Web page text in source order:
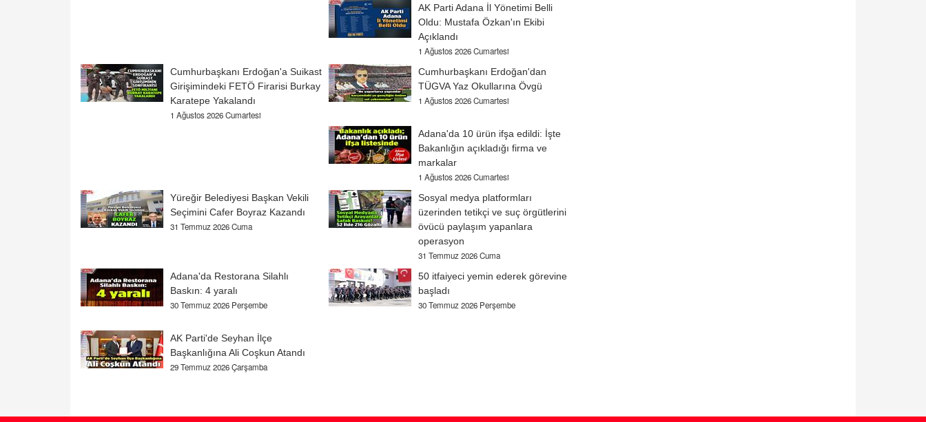
AK Parti Adana İl Yönetimi Belli
Oldu: Mustafa Özkan'ın Ekibi
Açıklandı
1 Ağustos 2026 Cumartesi
Cumhurbaşkanı Erdoğan'a Suikast
Girişimindeki FETÖ Firarisi Burkay
Karatepe Yakalandı
1 Ağustos 2026 Cumartesi
Cumhurbaşkanı Erdoğan'dan
TÜGVA Yaz Okullarına Övgü
1 Ağustos 2026 Cumartesi
Adana'da 10 ürün ifşa edildi: İşte
Bakanlığın açıkladığı firma ve
markalar
1 Ağustos 2026 Cumartesi
Yüreğir Belediyesi Başkan Vekili
Seçimini Cafer Boyraz Kazandı
31 Temmuz 2026 Cuma
Sosyal medya platformları
üzerinden tetikçi ve suç örgütlerini
övücü paylaşım yapanlara
operasyon
31 Temmuz 2026 Cuma
Adana'da Restorana Silahlı
Baskın: 4 yaralı
30 Temmuz 2026 Perşembe
50 itfaiyeci yemin ederek görevine
başladı
30 Temmuz 2026 Perşembe
AK Parti'de Seyhan İlçe
Başkanlığına Ali Coşkun Atandı
29 Temmuz 2026 Çarşamba